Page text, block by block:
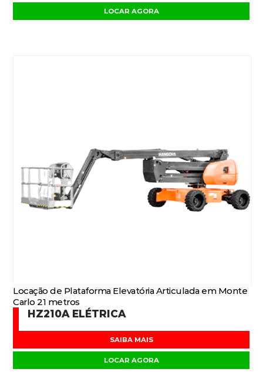
LOCAR AGORA
Locação de Plataforma Elevatória Articulada em Monte
Carlo 21 metros
HZ210A ELÉTRICA
SAIBA MAIS
LOCAR AGORA